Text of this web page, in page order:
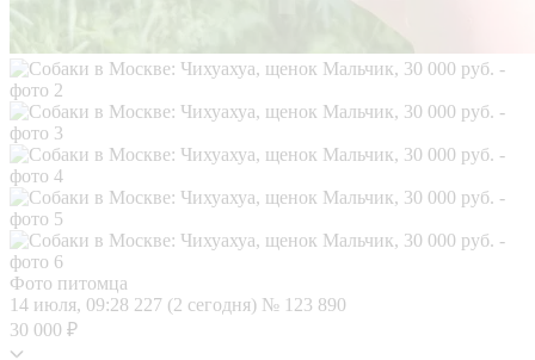
Фото питомца
14 июля, 09:28 227 (2 сегодня) № 123 890
30 000 ₽